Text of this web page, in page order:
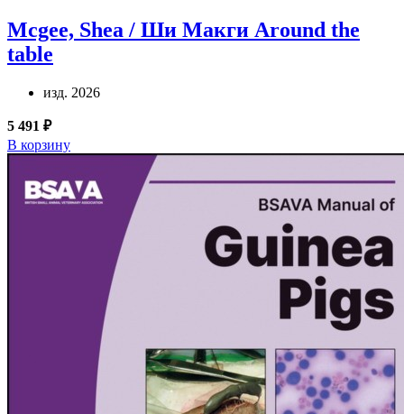
Mcgee, Shea / Ши Макги Around the
table
изд. 2026
5 491 ₽
В корзину